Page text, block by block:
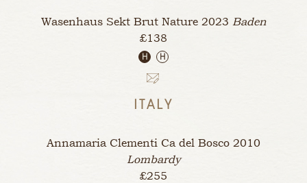
Wasenhaus Sekt Brut Nature 2023 Baden
£138
H H
ITALY
Annamaria Clementi Ca del Bosco 2010
Lombardy
£255